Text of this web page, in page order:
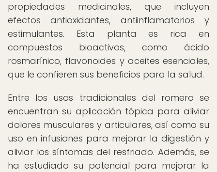
propiedades medicinales, que incluyen
efectos antioxidantes, antiinflamatorios y
estimulantes. Esta planta es rica en
compuestos bioactivos, como ácido
rosmarínico, flavonoides y aceites esenciales,
que le confieren sus beneficios para la salud.
Entre los usos tradicionales del romero se
encuentran su aplicación tópica para aliviar
dolores musculares y articulares, así como su
uso en infusiones para mejorar la digestión y
aliviar los síntomas del resfriado. Además, se
ha estudiado su potencial para mejorar la